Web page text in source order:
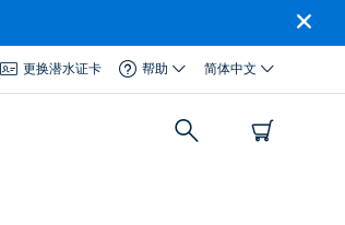
更换潜水证卡 帮助 简体中文